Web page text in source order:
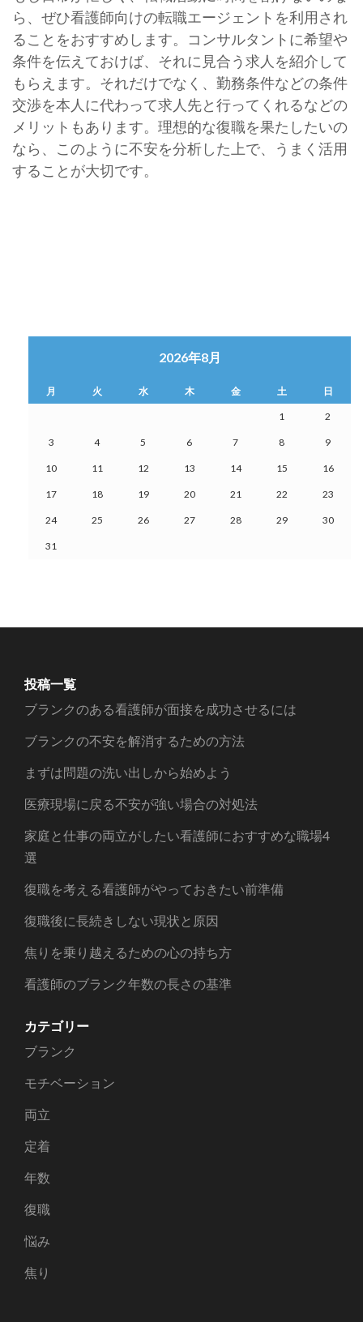
ら、ぜひ看護師向けの転職エージェントを利用され
ることをおすすめします。コンサルタントに希望や
条件を伝えておけば、それに見合う求人を紹介して
もらえます。それだけでなく、勤務条件などの条件
交渉を本人に代わって求人先と行ってくれるなどの
メリットもあります。理想的な復職を果たしたいの
なら、このように不安を分析した上で、うまく活用
することが大切です。
2026年8月
月 火 水 木 金 土 日
1 2
3 4 5 6 7 8 9
10 11 12 13 14 15 16
17 18 19 20 21 22 23
24 25 26 27 28 29 30
31
投稿一覧
ブランクのある看護師が面接を成功させるには
ブランクの不安を解消するための方法
まずは問題の洗い出しから始めよう
医療現場に戻る不安が強い場合の対処法
家庭と仕事の両立がしたい看護師におすすめな職場4
選
復職を考える看護師がやっておきたい前準備
復職後に長続きしない現状と原因
焦りを乗り越えるための心の持ち方
看護師のブランク年数の長さの基準
カテゴリー
ブランク
モチベーション
両立
定着
年数
復職
悩み
焦り